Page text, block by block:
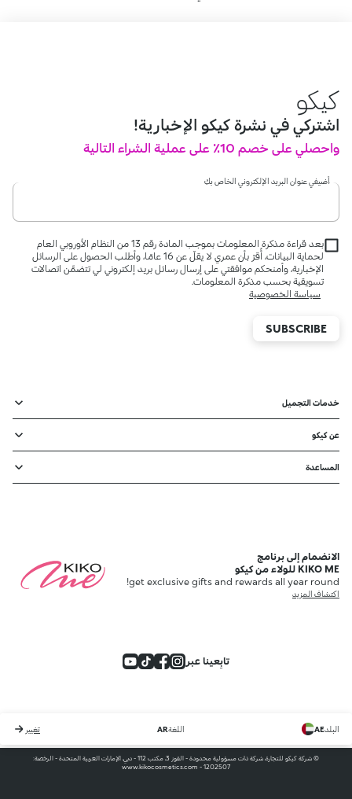
كيكو
اشتركي في نشرة كيكو الإخبارية!
واحصلي على خصم 10٪ على عملية الشراء التالية
أضيفي عنوان البريد الإلكتروني الخاص بكِ
بعد قراءة مذكرة المعلومات بموجب المادة رقم 13 من النظام الأوروبي العام
لحماية البيانات، أُقرّ بأن عمري لا يقلّ عن 16 عامًا، وأطلب الحصول على الرسائل
الإخبارية، وأمنحكم موافقتي على إرسال رسائل بريد إلكتروني لي تتضمَّن اتصالات
تسويقية بحسب مذكرة المعلومات.
سياسة الخصوصية
SUBSCRIBE
خدمات التجميل
عن كيكو
المساعدة
الانضمام إلى برنامج
KIKO ME للولاء من كيكو
get exclusive gifts and rewards all year round!
اكتشاف المزيد
تابِعينا عبر
البلدAE اللغةAR تغيير
© شركة كيكو للتجارة، شركة ذات مسؤولية محدودة - القوز 3، مكتب 112 - دبي، الإمارات العربية المتحدة - الرخصة:
1202507 - www.kikocosmetics.com